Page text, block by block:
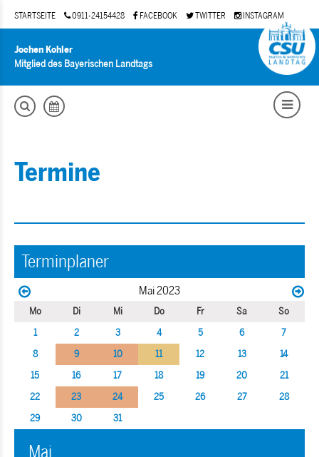
STARTSEITE 0911-24154428 FACEBOOK TWITTER INSTAGRAM
Jochen Kohler
Mitglied des Bayerischen Landtags
Termine
Terminplaner
Mai 2023
Mo Di Mi Do Fr Sa
So
1
2 3 4 5 6
7
8
9 10 11 12 13
14
15
16 17 18 19 20
21
22
23 24 25 26 27
28
29
30 31
Mai